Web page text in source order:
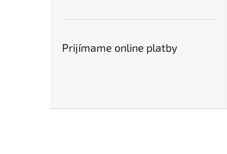
Prijímame online platby